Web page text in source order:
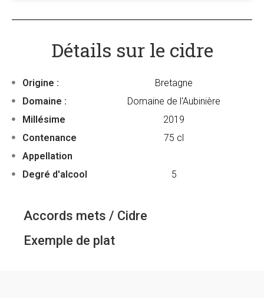
Détails sur le cidre
Origine :
Bretagne
Domaine :
Domaine de l'Aubinière
Millésime
2019
Contenance
75 cl
Appellation
Degré d'alcool
5
Accords mets / Cidre
Exemple de plat